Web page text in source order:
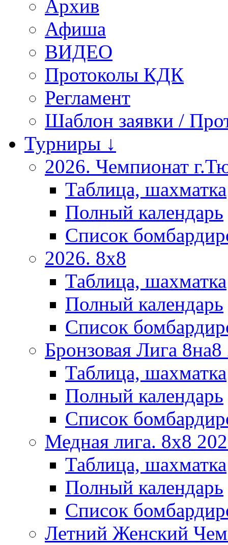
Архив
Афиша
ВИДЕО
Протоколы КДК
Регламент
Шаблон заявки /
Турниры ↓
2026. Чемпионат
Таблица, шахматка
Полный календарь
Список
2026. 8х8
Таблица, шахматка
Полный календарь
Список
Бронзовая Лига
Таблица, шахматка
Полный календарь
Список
Медная лига. 8x8
Таблица, шахматка
Полный календарь
Список
Летний Женский